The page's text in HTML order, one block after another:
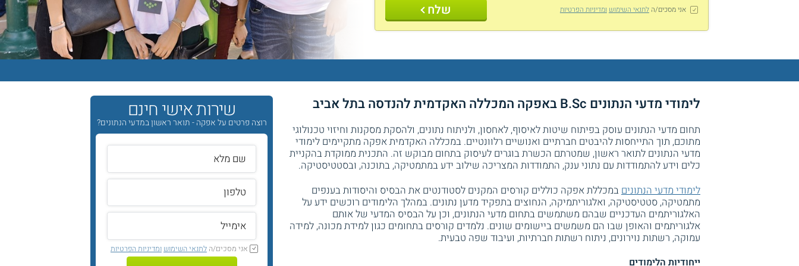
אני מסכים/הלתנאי השימוש ומדיניות הפרטיות שלח
לימודי מדעי הנתונים B.Sc באפקה המכללה האקדמית להנדסה בתל אביב
תחום מדעי הנתונים עוסק בפיתוח שיטות לאיסוף, לאחסון, ולניתוח נתונים, ולהסקת מסקנות וחיזוי טכנולוגי
מתוכם, תוך התייחסות להיבטים חברתיים ואנושיים רלוונטיים. במכללה האקדמית אפקה מתקיימים לימודי
מדעי הנתונים לתואר ראשון, שמטרתם הכשרת בוגרים לעיסוק בתחום מבוקש זה. התכנית ממוקדת בהקניית
כלים וידע להתמודדות עם נתוני ענק, התמודדות המצריכה שילוב ידע במתמטיקה, בתוכנה, ובסטטיסטיקה.
לימודי מדעי הנתוניםבמכללת אפקה כוללים קורסים המקנים לסטודנטים את הבסיס והיסודות בענפים
מתמטיקה, סטטיסטיקה, ואלגוריתמיקה, הנחוצים בתפקיד מדען נתונים. במהלך הלימודים רוכשים ידע על
האלגוריתמים העדכניים שבהם משתמשים בתחום מדעי הנתונים, וכן על הבסיס המדעי של אותם
אלגוריתמים והאופן שבו הם משמשים ביישומים שונים. נלמדים קורסים בתחומים כגון למידת מכונה, למידה
עמוקה, רשתות נוירונים, ניתוח רשתות חברתיות, ועיבוד שפה טבעית.
ייחודיות הלימודים
שירות אישי חינם
רוצה פרטים על אפקה - תואר ראשון במדעי הנתונים?
אני מסכים/הלתנאי השימוש ומדיניות הפרטיות